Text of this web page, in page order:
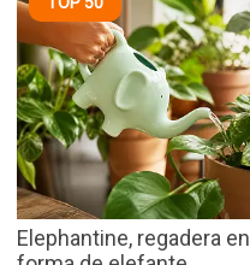
Elephantine, regadera en